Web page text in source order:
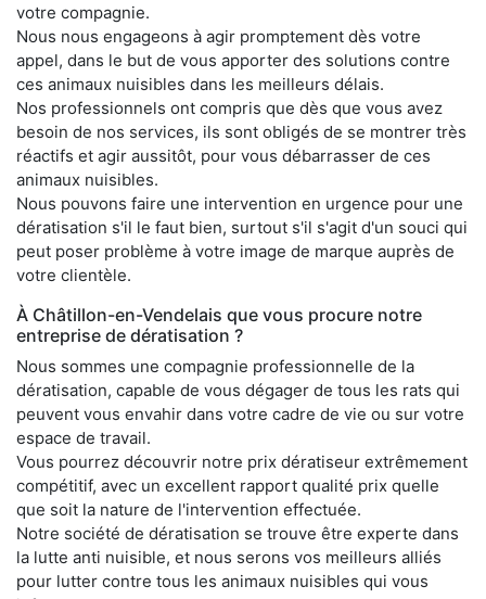
votre compagnie.
Nous nous engageons à agir promptement dès votre
appel, dans le but de vous apporter des solutions contre
ces animaux nuisibles dans les meilleurs délais.
Nos professionnels ont compris que dès que vous avez
besoin de nos services, ils sont obligés de se montrer très
réactifs et agir aussitôt, pour vous débarrasser de ces
animaux nuisibles.
Nous pouvons faire une intervention en urgence pour une
dératisation s'il le faut bien, surtout s'il s'agit d'un souci qui
peut poser problème à votre image de marque auprès de
votre clientèle.
À Châtillon-en-Vendelais que vous procure notre
entreprise de dératisation ?
Nous sommes une compagnie professionnelle de la
dératisation, capable de vous dégager de tous les rats qui
peuvent vous envahir dans votre cadre de vie ou sur votre
espace de travail.
Vous pourrez découvrir notre prix dératiseur extrêmement
compétitif, avec un excellent rapport qualité prix quelle
que soit la nature de l'intervention effectuée.
Notre société de dératisation se trouve être experte dans
la lutte anti nuisible, et nous serons vos meilleurs alliés
pour lutter contre tous les animaux nuisibles qui vous